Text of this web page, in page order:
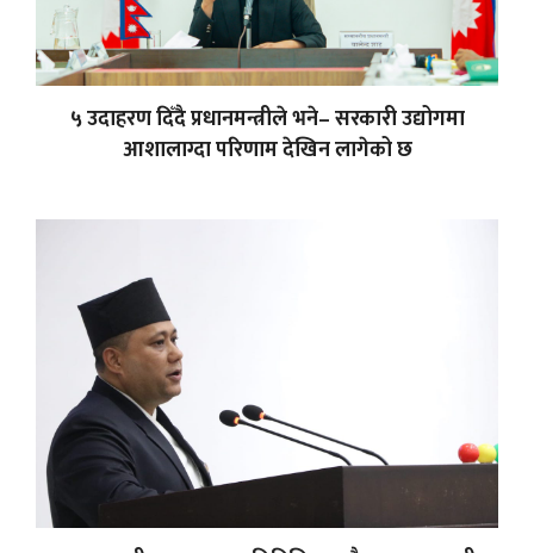
५ उदाहरण दिँदै प्रधानमन्त्रीले भने– सरकारी उद्योगमा
आशालाग्दा परिणाम देखिन लागेको छ